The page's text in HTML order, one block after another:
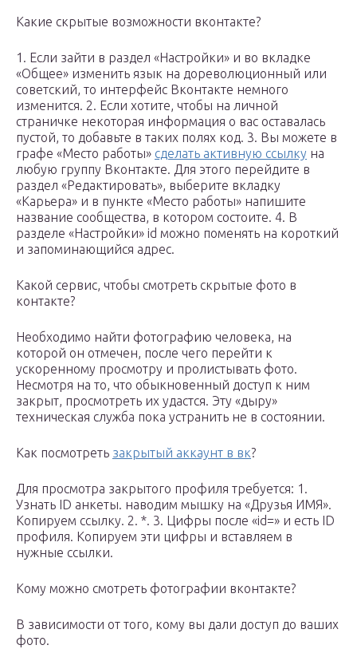
Какие скрытые возможности вконтакте?
1. Если зайти в раздел «Настройки» и во вкладке
«Общее» изменить язык на дореволюционный или
советский, то интерфейс Вконтакте немного
изменится. 2. Если хотите, чтобы на личной
страничке некоторая информация о вас оставалась
пустой, то добавьте в таких полях код. 3. Вы можете в
графе «Место работы» сделать активную ссылку на
любую группу Вконтакте. Для этого перейдите в
раздел «Редактировать», выберите вкладку
«Карьера» и в пункте «Место работы» напишите
название сообщества, в котором состоите. 4. В
разделе «Настройки» id можно поменять на короткий
и запоминающийся адрес.
Какой сервис, чтобы смотреть скрытые фото в
контакте?
Необходимо найти фотографию человека, на
которой он отмечен, после чего перейти к
ускоренному просмотру и пролистывать фото.
Несмотря на то, что обыкновенный доступ к ним
закрыт, просмотреть их удастся. Эту «дыру»
техническая служба пока устранить не в состоянии.
Как посмотреть закрытый аккаунт в вк?
Для просмотра закрытого профиля требуется: 1.
Узнать ID анкеты. наводим мышку на «Друзья ИМЯ».
Копируем ссылку. 2. *. 3. Цифры после «id=» и есть ID
профиля. Копируем эти цифры и вставляем в
нужные ссылки.
Кому можно смотреть фотографии вконтакте?
В зависимости от того, кому вы дали доступ до ваших
фото.